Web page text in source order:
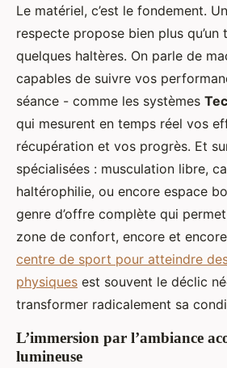
Le matériel, c’est le fondement.
respecte propose bien plus qu’un
quelques haltères. On parle de
capables de suivre vos
séance - comme les systèmes
qui mesurent en temps réel vos
récupération et vos progrès. Et
spécialisées : musculation libre,
haltérophilie, ou encore espace
genre d’offre complète qui
zone de confort, encore et
centre de sport pour atteindre
physiques est souvent le déclic
transformer radicalement sa
L’immersion par l’ambiance
lumineuse